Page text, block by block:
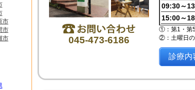
市
市
市
045-473-6186
09:30～
15:00～
①：第1・第
②：土曜日
診療内